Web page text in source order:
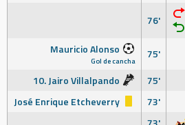
76'
Mauricio Alonso
Gol de cancha
75'
10. Jairo Villalpando
75'
José Enrique Etcheverry
73'